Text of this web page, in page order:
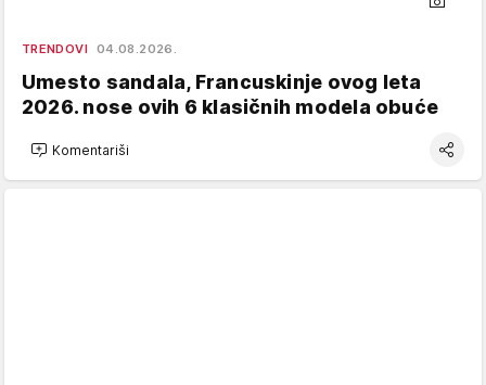
TRENDOVI 04.08.2026.
Umesto sandala, Francuskinje ovog leta
2026. nose ovih 6 klasičnih modela obuće
Komentariši